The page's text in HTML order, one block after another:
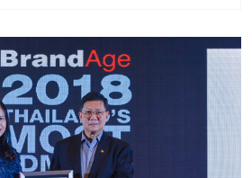
ประเทศสหรัฐอเมริกา เพื่อ
รดำเนินธุรกิจของ GULF เส้นทางสู่
กลยุทธ์การลงทุน การมุ่งขยายธุรกิจที่
ด้านความยั่งยืนของบริษัทในสภาพ
นแปลงไป เพื่อเดินหน้าสู่การเป้า